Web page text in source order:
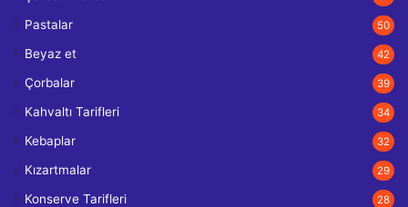
Pastalar 50
Beyaz et 42
Çorbalar 39
Kahvaltı Tarifleri 34
Kebaplar 32
Kızartmalar 29
Konserve Tarifleri 28